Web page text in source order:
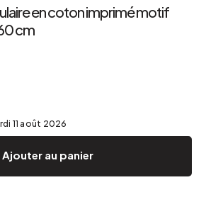
en coton imprimé motif
cm
11 août 2026
Ajouter au panier